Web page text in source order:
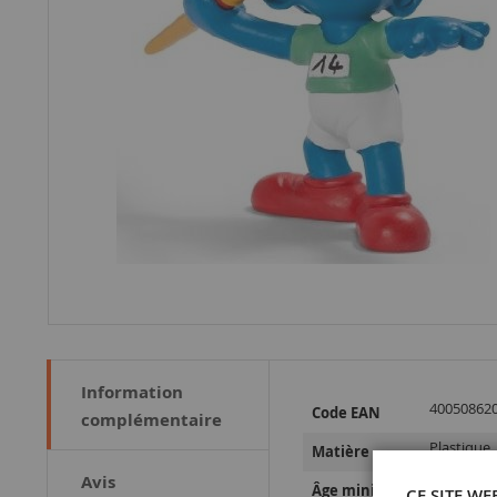
Information
complémentaire
Avis
d’information
Code EAN
Matière Plastique
Âge minimum